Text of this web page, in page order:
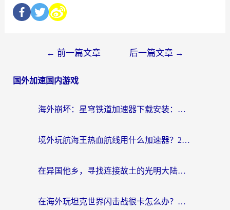
← 前一篇文章 后一篇文章 →
国外加速国内游戏
海外崩坏：星穹铁道加速器下载安装：一份给游子的终极网络指南
境外玩航海王热血航线用什么加速器？2026海外玩家实测最优方案（附欧洲问道堡垒前线加速技巧）
在异国他乡，寻找连接故土的光明大陆免费加速器
在海外玩坦克世界闪击战很卡怎么办？老玩家亲测有效的加速器选择指南